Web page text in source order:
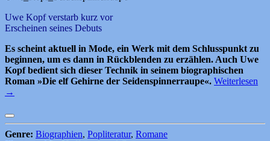
Uwe Kopf verstarb kurz vor
Erscheinen seines Debuts
Es scheint aktuell in Mode, ein Werk mit dem Schlusspunkt zu
beginnen, um es dann in Rückblenden zu erzählen. Auch Uwe
Kopf bedient sich dieser Technik in seinem biographischen
Roman »Die elf Gehirne der Seidenspinnerraupe«. Weiterlesen
→
Genre: Biographien, Popliteratur, Romane